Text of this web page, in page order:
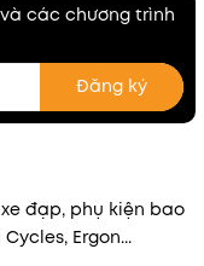
các chương trình
Đăng ký
đạp, phụ kiện bao
Ergon...